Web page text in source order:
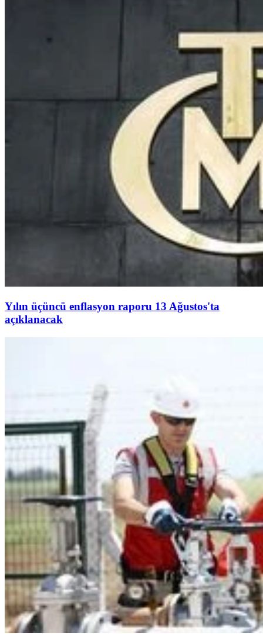
Yılın üçüncü enflasyon raporu 13 Ağustos'ta
açıklanacak